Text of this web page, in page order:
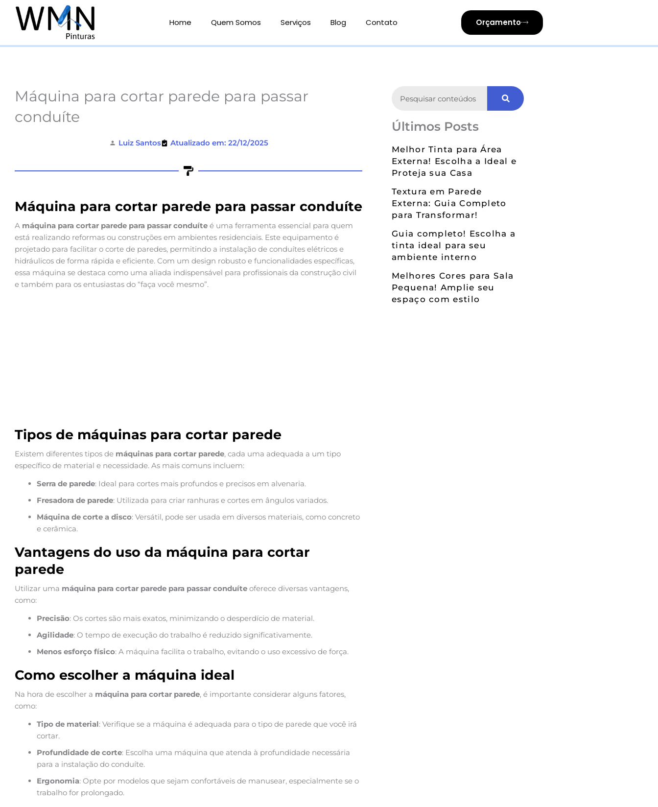
Home Quem Somos Serviços Blog Contato Orçamento
Máquina para cortar parede para passar
conduíte
Luiz Santos Atualizado em: 22/12/2025
Máquina para cortar parede para passar conduíte
A máquina para cortar parede para passar conduíte é uma ferramenta essencial para quem
está realizando reformas ou construções em ambientes residenciais. Este equipamento é
projetado para facilitar o corte de paredes, permitindo a instalação de conduítes elétricos e
hidráulicos de forma rápida e eficiente. Com um design robusto e funcionalidades específicas,
essa máquina se destaca como uma aliada indispensável para profissionais da construção civil
e também para os entusiastas do “faça você mesmo”.
Tipos de máquinas para cortar parede
Existem diferentes tipos de máquinas para cortar parede, cada uma adequada a um tipo
específico de material e necessidade. As mais comuns incluem:
Serra de parede: Ideal para cortes mais profundos e precisos em alvenaria.
Fresadora de parede: Utilizada para criar ranhuras e cortes em ângulos variados.
Máquina de corte a disco: Versátil, pode ser usada em diversos materiais, como concreto
e cerâmica.
Vantagens do uso da máquina para cortar
parede
Utilizar uma máquina para cortar parede para passar conduíte oferece diversas vantagens,
como:
Precisão: Os cortes são mais exatos, minimizando o desperdício de material.
Agilidade: O tempo de execução do trabalho é reduzido significativamente.
Menos esforço físico: A máquina facilita o trabalho, evitando o uso excessivo de força.
Como escolher a máquina ideal
Na hora de escolher a máquina para cortar parede, é importante considerar alguns fatores,
como:
Tipo de material: Verifique se a máquina é adequada para o tipo de parede que você irá
cortar.
Profundidade de corte: Escolha uma máquina que atenda à profundidade necessária
para a instalação do conduíte.
Ergonomia: Opte por modelos que sejam confortáveis de manusear, especialmente se o
trabalho for prolongado.
Últimos Posts
Melhor Tinta para Área
Externa! Escolha a Ideal e
Proteja sua Casa
Textura em Parede
Externa: Guia Completo
para Transformar!
Guia completo! Escolha a
tinta ideal para seu
ambiente interno
Melhores Cores para Sala
Pequena! Amplie seu
espaço com estilo